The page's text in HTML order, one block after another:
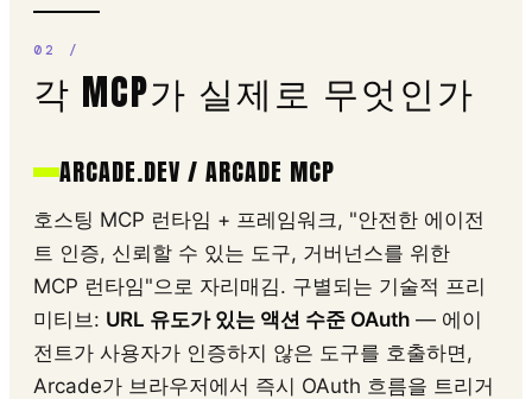
각 MCP가 실제로 무엇인가
ARCADE.DEV / ARCADE MCP
호스팅 MCP 런타임 + 프레임워크, "안전한 에이전
트 인증, 신뢰할 수 있는 도구, 거버넌스를 위한
MCP 런타임"으로 자리매김. 구별되는 기술적 프리
미티브: URL 유도가 있는 액션 수준 OAuth — 에이
전트가 사용자가 인증하지 않은 도구를 호출하면,
Arcade가 브라우저에서 즉시 OAuth 흐름을 트리거